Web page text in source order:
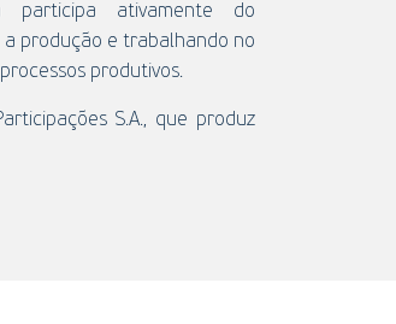
ativamente do
produção e trabalhando no
produtivos.
S.A., que produz